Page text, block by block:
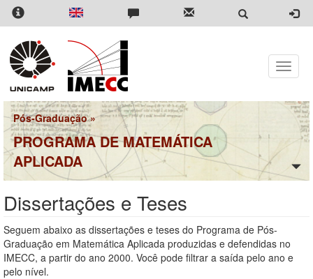
Pular
para
conteúdo
principal
Toggle
Pós-Graduação»
PROGRAMA DE MATEMÁTICA
APLICADA
Dissertações e Teses
Seguem abaixo as dissertações e teses do Programa de Pós-
Graduação em Matemática Aplicada produzidas e defendidas no
IMECC, a partir do ano 2000. Você pode filtrar a saída pelo ano e
pelo nível.